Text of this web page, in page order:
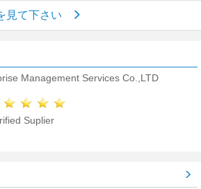
見て下さい
Management Services Co.,LTD
Suplier